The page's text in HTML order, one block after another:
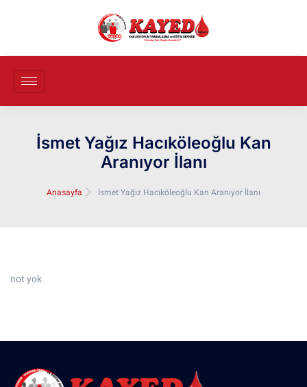
İsmet Yağız Hacıköleoğlu Kan
Aranıyor İlanı
Anasayfa İsmet Yağız Hacıköleoğlu Kan Aranıyor İlanı
not yok